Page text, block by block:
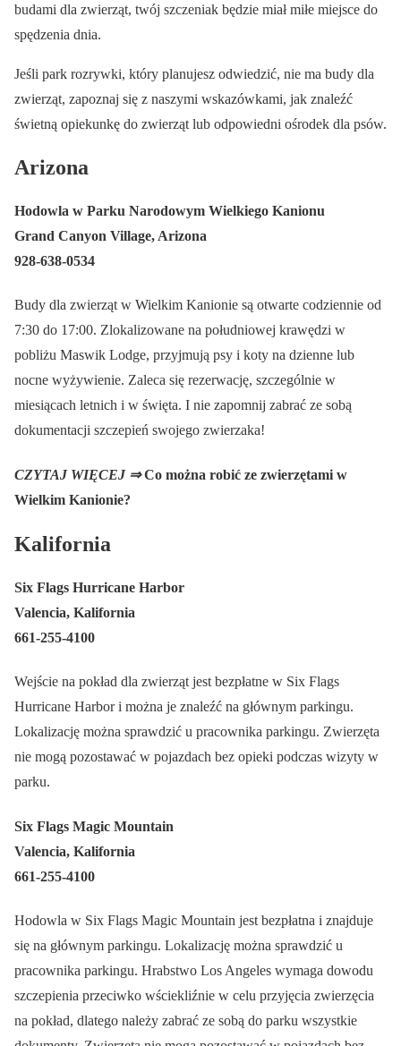
budami dla zwierząt, twój szczeniak będzie miał miłe miejsce do
spędzenia dnia.
Jeśli park rozrywki, który planujesz odwiedzić, nie ma budy dla
zwierząt, zapoznaj się z naszymi wskazówkami, jak znaleźć
świetną opiekunkę do zwierząt lub odpowiedni ośrodek dla psów.
Arizona
Hodowla w Parku Narodowym Wielkiego Kanionu
Grand Canyon Village, Arizona
928-638-0534
Budy dla zwierząt w Wielkim Kanionie są otwarte codziennie od
7:30 do 17:00. Zlokalizowane na południowej krawędzi w
pobliżu Maswik Lodge, przyjmują psy i koty na dzienne lub
nocne wyżywienie. Zaleca się rezerwację, szczególnie w
miesiącach letnich i w święta. I nie zapomnij zabrać ze sobą
dokumentacji szczepień swojego zwierzaka!
CZYTAJ WIĘCEJ ⇒Co można robić ze zwierzętami w
Wielkim Kanionie?
Kalifornia
Six Flags Hurricane Harbor
Valencia, Kalifornia
661-255-4100
Wejście na pokład dla zwierząt jest bezpłatne w Six Flags
Hurricane Harbor i można je znaleźć na głównym parkingu.
Lokalizację można sprawdzić u pracownika parkingu. Zwierzęta
nie mogą pozostawać w pojazdach bez opieki podczas wizyty w
parku.
Six Flags Magic Mountain
Valencia, Kalifornia
661-255-4100
Hodowla w Six Flags Magic Mountain jest bezpłatna i znajduje
się na głównym parkingu. Lokalizację można sprawdzić u
pracownika parkingu. Hrabstwo Los Angeles wymaga dowodu
szczepienia przeciwko wściekliźnie w celu przyjęcia zwierzęcia
na pokład, dlatego należy zabrać ze sobą do parku wszystkie